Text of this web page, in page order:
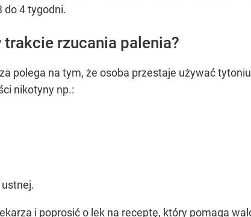
do 4 tygodni.
rzucania palenia?
polega na tym, że osoba przestaje używać
nikotyny np.:
i poprosić o lek na receptę, który pomaga